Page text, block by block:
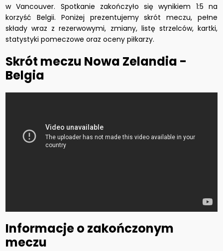
w Vancouver. Spotkanie zakończyło się wynikiem 1:5 na
korzyść Belgii. Poniżej prezentujemy skrót meczu, pełne
składy wraz z rezerwowymi, zmiany, listę strzelców, kartki,
statystyki pomeczowe oraz oceny piłkarzy.
Skrót meczu Nowa Zelandia -
Belgia
Informacje o zakończonym
meczu